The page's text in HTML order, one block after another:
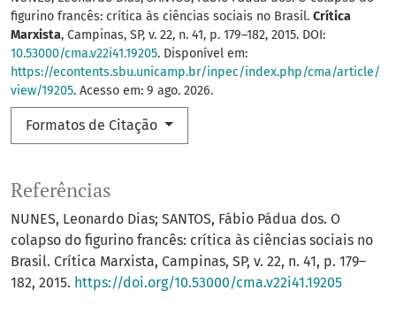
figurino francês: crítica às ciências sociais no Brasil. Crítica
Marxista, Campinas, SP, v. 22, n. 41, p. 179–182, 2015. DOI:
10.53000/cma.v22i41.19205. Disponível em:
https://econtents.sbu.unicamp.br/inpec/index.php/cma/article/
view/19205. Acesso em: 9 ago. 2026.
Formatos de Citação
Referências
NUNES, Leonardo Dias; SANTOS, Fábio Pádua dos. O
colapso do figurino francês: crítica às ciências sociais no
Brasil. Crítica Marxista, Campinas, SP, v. 22, n. 41, p. 179–
182, 2015. https://doi.org/10.53000/cma.v22i41.19205